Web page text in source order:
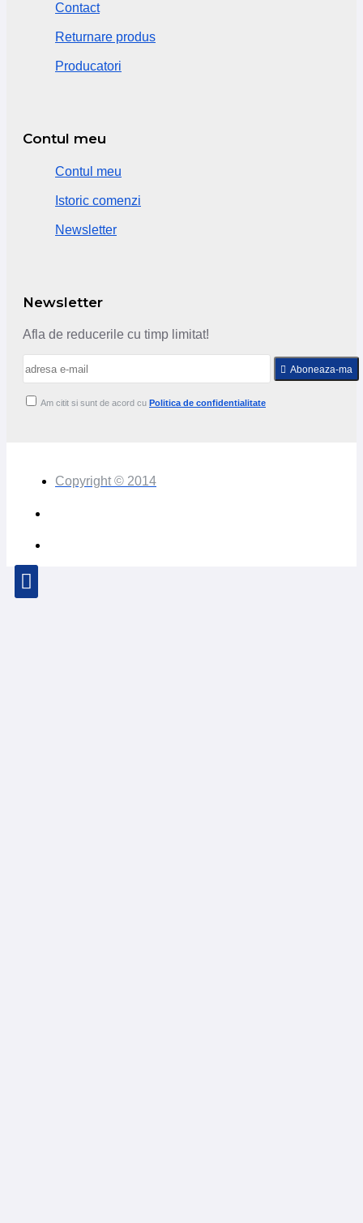
Contact
Returnare produs
Producatori
Contul meu
Contul meu
Istoric comenzi
Newsletter
Newsletter
Afla de reducerile cu timp limitat!
Aboneaza-ma
Am citit si sunt de acord cu Politica de confidentialitate
Copyright © 2014